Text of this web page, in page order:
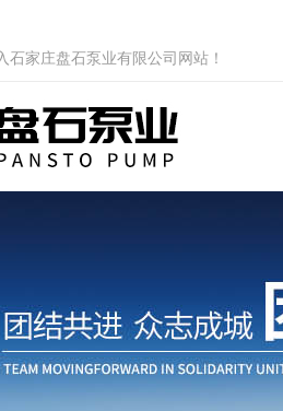
石家庄盘石泵业有限公司网站！